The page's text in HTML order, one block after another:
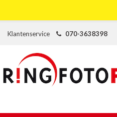
Klantenservice 070-3638398